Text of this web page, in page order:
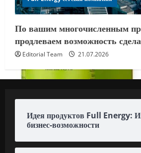
По вашим многочисленным
продлеваем возможность
Editorial Team 21.07.2026
Идея продуктов Full Energy:
бизнес-возможности